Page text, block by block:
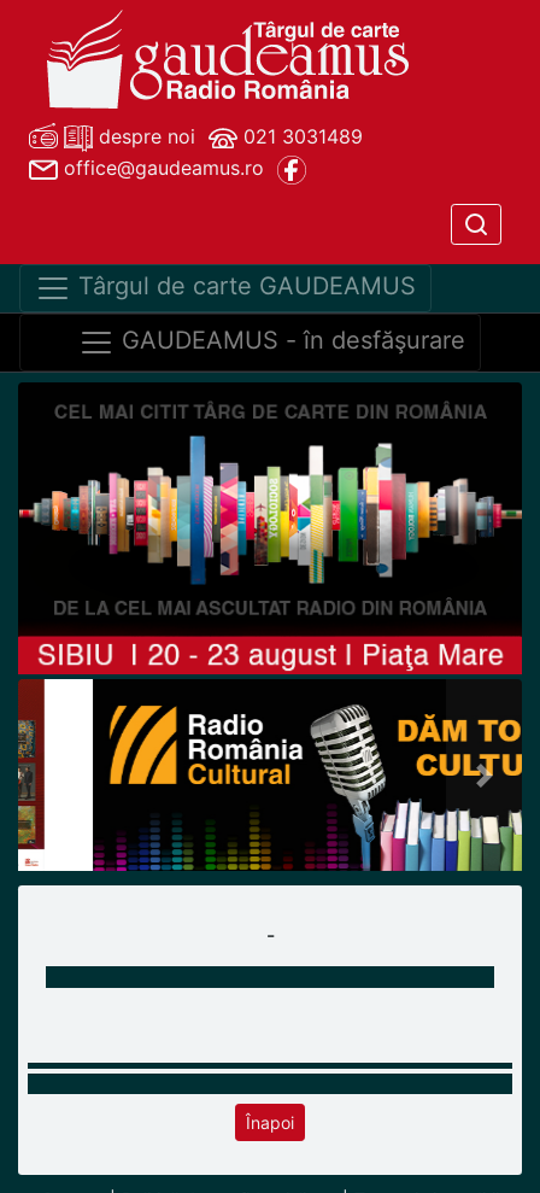
despre noi
021 3031489
office@gaudeamus.ro
Târgul de carte GAUDEAMUS
GAUDEAMUS - în desfăşurare
Previous Next
-
Înapoi